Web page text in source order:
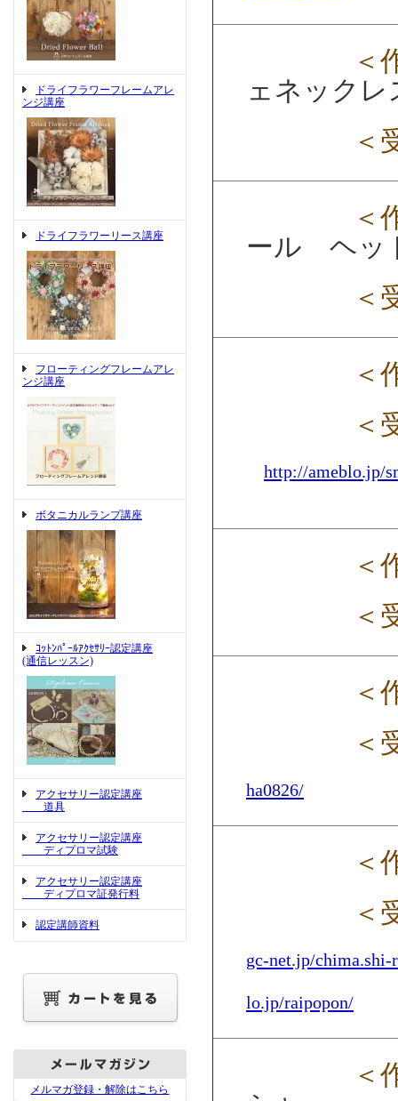
ドライフラワーフレームアレ
ンジ講座
ドライフラワーリース講座
フローティングフレームアレ
ンジ講座
ボタニカルランプ講座
ｺｯﾄﾝﾊﾟｰﾙｱｸｾｻﾘｰ認定講座
(通信レッスン)
アクセサリー認定講座
道具
アクセサリー認定講座
ディプロマ試験
アクセサリー認定講座
ディプロマ証発行料
認定講師資料
メルマガ登録・解除はこちら
＜
ェネックレ
＜
＜
ール ヘッ
＜
＜
＜
http://ameblo.jp/
＜
＜
＜
＜
ha0826/
＜
＜
gc-net.jp/
lo.jp/raipopon/
＜